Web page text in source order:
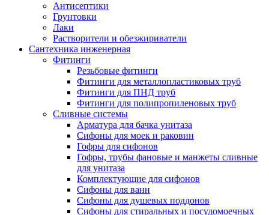
Антисептики
Грунтовки
Лаки
Растворители и обезжириватели
Сантехника инженерная
Фитинги
Резьбовые фитинги
Фитинги для металлопластиковых труб
Фитинги для ПНД труб
Фитинги для полипропиленовых труб
Сливные системы
Арматура для бачка унитаза
Сифоны для моек и раковин
Гофры для сифонов
Гофры, трубы фановые и манжеты сливные
для унитаза
Комплектующие для сифонов
Сифоны для ванн
Сифоны для душевых поддонов
Сифоны для стиральных и посудомоечных